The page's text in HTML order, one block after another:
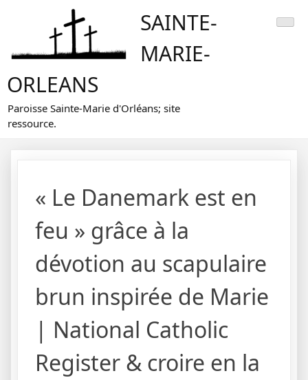
SAINTE-
MARIE-
ORLEANS
Paroisse Sainte-Marie d'Orléans; site
ressource.
« Le Danemark est en
feu » grâce à la
dévotion au scapulaire
brun inspirée de Marie
| National Catholic
Register & croire en la